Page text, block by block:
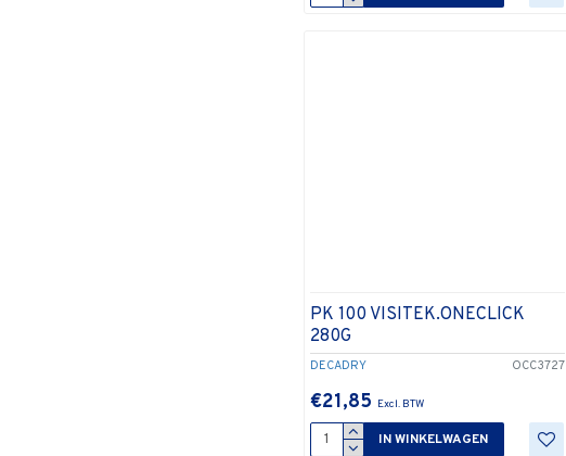
DECADRY OCC3727
PK 100 VISITEK.ONECLICK
280G
€21,85
IN WINKELWAGEN